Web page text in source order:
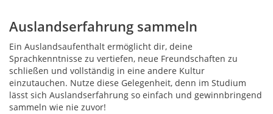
Auslandserfahrung sammeln
Ein Auslandsaufenthalt ermöglicht dir, deine
Sprachkenntnisse zu vertiefen, neue Freundschaften zu
schließen und vollständig in eine andere Kultur
einzutauchen. Nutze diese Gelegenheit, denn im Studium
lässt sich Auslandserfahrung so einfach und gewinnbringend
sammeln wie nie zuvor!